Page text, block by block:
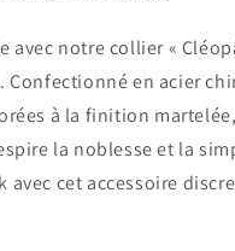
avec notre collier «
Confectionné en acier
à la finition
la noblesse et la
avec cet accessoire